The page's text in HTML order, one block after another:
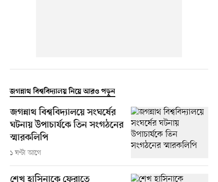
জগন্নাথ বিশ্ববিদ্যালয় নিয়ে আরও পড়ুন
জগন্নাথ বিশ্ববিদ্যালয়ে সংঘর্ষের
ঘটনায় উপাচার্যকে তিন সংগঠনের
স্মারকলিপি
১ ঘণ্টা আগে
শেখ হাসিনাকে ফেরাতে